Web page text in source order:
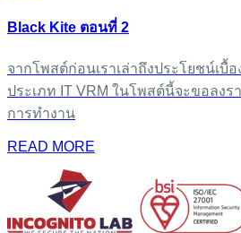
Black Kite ตอนที่ 2
จากโพสต์ก่อนเราเล่าถึงประโยชน์เบื้
ประเภท IT VRM ในโพสต์นี้จะขอลงร
การทำงาน
READ MORE